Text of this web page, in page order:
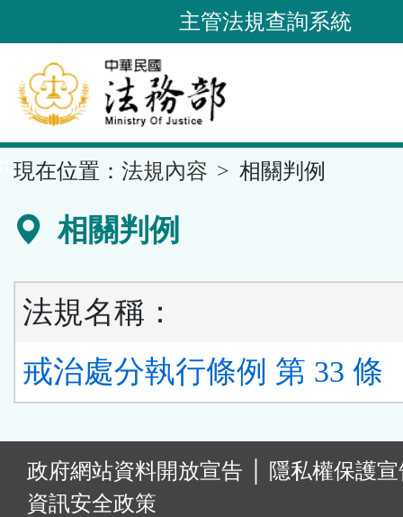
到
要
內
容
區
主管法規查詢系統
現在位置： 法規內容 相關判例
相關判例
法規名稱：
戒治處分執行條例 第 33 條
政府網站資料開放宣告
隱私權保護
資訊安全政策